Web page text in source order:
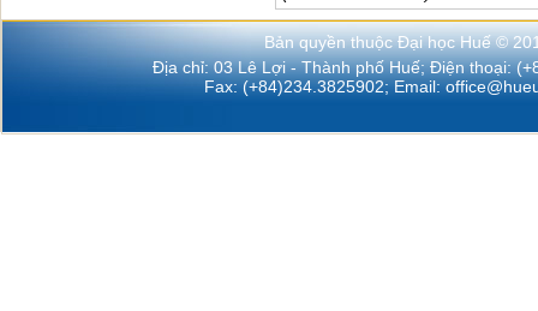
Bản quyền thuộc Đại học Huế ©
Địa chỉ: 03 Lê Lợi - Thành phố Huế; Điện thoại:
Fax: (+84)234.3825902; Email: